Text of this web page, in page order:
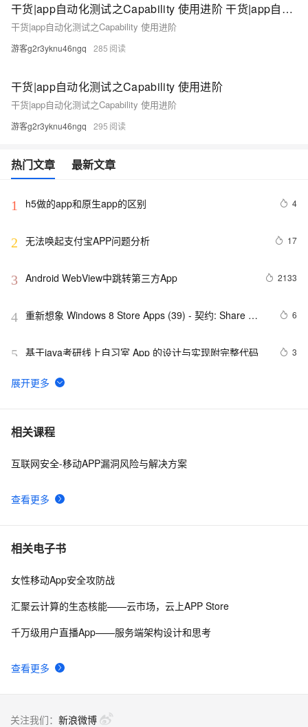
干货|app自动化测试之Capability 使用进阶 干货|app自动化测试之Capability 使用进阶
干货|app自动化测试之Capability 使用进阶
游客g2r3yknu46ngq 285
干货|app自动化测试之Capability 使用进阶
干货|app自动化测试之Capability 使用进阶
游客g2r3yknu46ngq 295
热门文章 最新文章
1 h5做的app和原生app的区别 4
2 无法唤起支付宝APP问题分析 17
3 Android WebView中跳转第三方App 2133
4 重新想象 Windows 8 Store Apps (39) - 契约: Share
6
5 基于java考研线上自习室 App 的设计与实现附完整代码 3
6 最佳实践3：用通义灵码开发一款 App
7 而桌面app向来是web前端开发开发人员下意识的避开方
8 《101 Windows Phone 7 Apps》读书笔记-
9 uni-app脚手架踩坑记（上）
10
相关课程
查看更多
互联网安全-移动APP漏洞风险与解决方案
相关电子书
查看更多
女性移动App安全攻防战
汇聚云计算的生态核能——云市场，云上APP Store
千万级用户直播App——服务端架构设计和思考
关注我们： 新浪微博